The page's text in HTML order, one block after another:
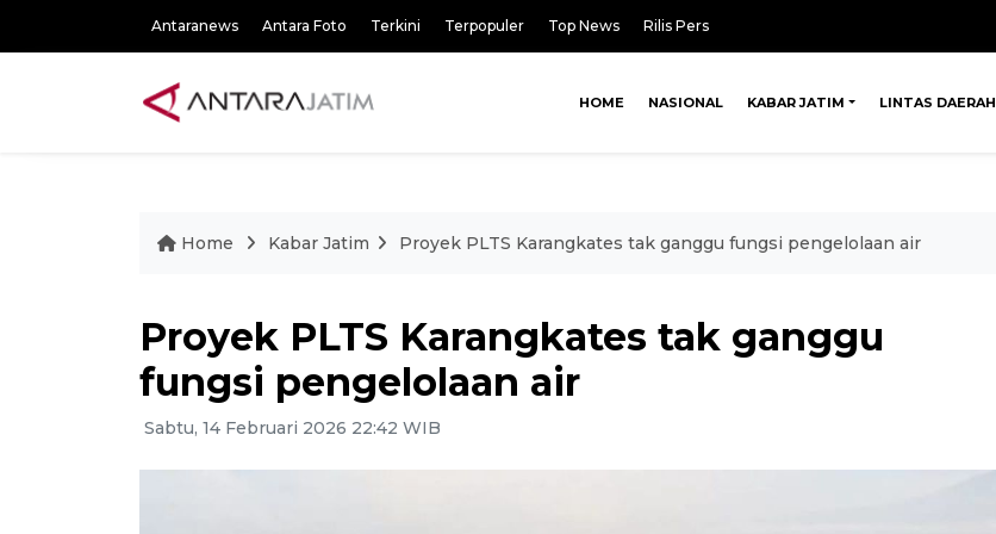
Antaranews Antara Foto Terkini Terpopuler Top News Rilis Pers
HOME NASIONAL KABAR JATIM LINTAS DAERAH
Home Kabar Jatim Proyek PLTS Karangkates tak ganggu fungsi pengelolaan air
Proyek PLTS Karangkates tak ganggu
fungsi pengelolaan air
Sabtu, 14 Februari 2026 22:42 WIB